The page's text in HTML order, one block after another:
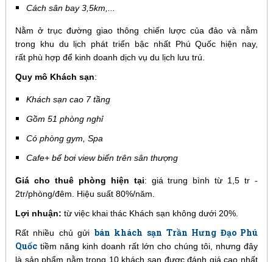
Cách sân bay 3,5km,...
Nằm ở trục đường giao thông chiến lược của đảo và nằm
trong khu du lịch phát triển bậc nhất Phú Quốc hiện nay,
rất phù hợp để kinh doanh dịch vụ du lịch lưu trú.
Quy mô Khách sạn:
Khách sạn cao 7 tầng
Gồm 51 phòng nghỉ
Có phòng gym, Spa
Cafe+ bể bơi view biển trên sân thượng
Giá cho thuê phòng hiện tại: giá trung bình từ 1,5 tr -
2tr/phòng/đêm. Hiệu suất 80%/năm.
Lợi nhuận: từ việc khai thác Khách sạn không dưới 20%.
Rất nhiều chủ gửi bán khách sạn Trần Hưng Đạo Phú
Quốctiềm năng kinh doanh rất lớn cho chúng tôi, nhưng đây
là sản phẩm nằm trong 10 khách sạn được đánh giá cao nhất